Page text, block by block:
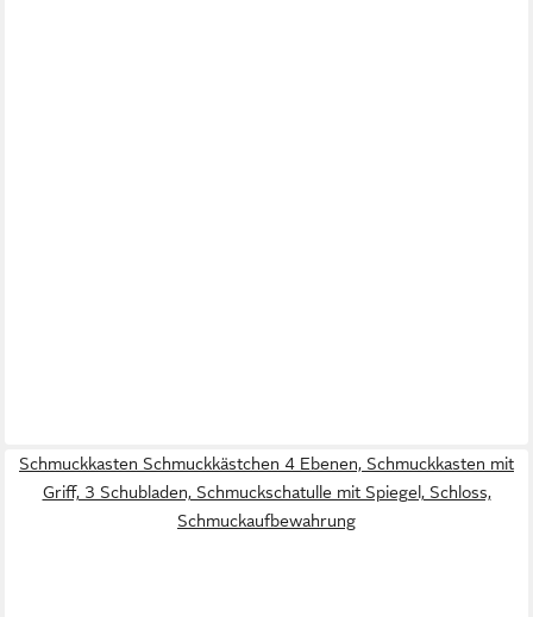
Schmuckkasten Schmuckkästchen 4 Ebenen, Schmuckkasten mit
Griff, 3 Schubladen, Schmuckschatulle mit Spiegel, Schloss,
Schmuckaufbewahrung